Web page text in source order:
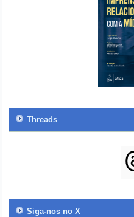
Threads
Siga-nos no X